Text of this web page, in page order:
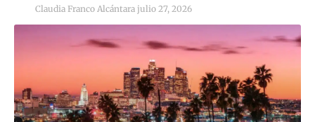
Claudia Franco Alcántara julio 27, 2026